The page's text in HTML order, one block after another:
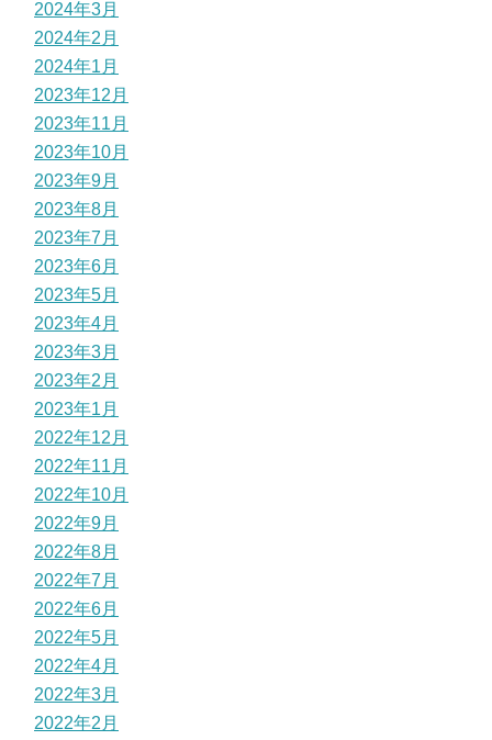
2024年3月
2024年2月
2024年1月
2023年12月
2023年11月
2023年10月
2023年9月
2023年8月
2023年7月
2023年6月
2023年5月
2023年4月
2023年3月
2023年2月
2023年1月
2022年12月
2022年11月
2022年10月
2022年9月
2022年8月
2022年7月
2022年6月
2022年5月
2022年4月
2022年3月
2022年2月